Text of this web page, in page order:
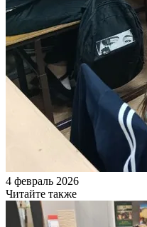
4 февраль 2026
Читайте также